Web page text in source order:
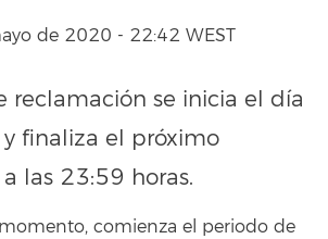
de 2020 - 22:42 WEST
reclamación se inicia el día
finaliza el próximo
las 23:59 horas.
comienza el periodo de